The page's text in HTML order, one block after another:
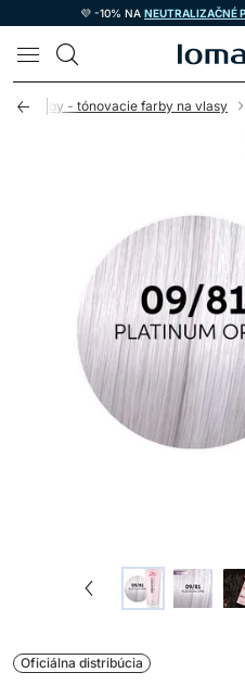
💜 -10% NA NEUTRALIZAČNÉ
LOMAX
farby - tónovacie farby na vlasy
Oficiálna distribúcia